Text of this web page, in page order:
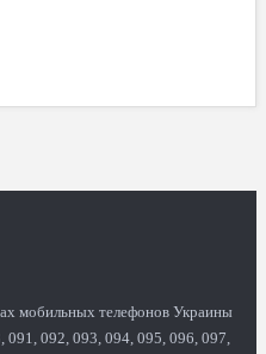
мобильных телефонов Украины
091, 092, 093, 094, 095, 096, 097,